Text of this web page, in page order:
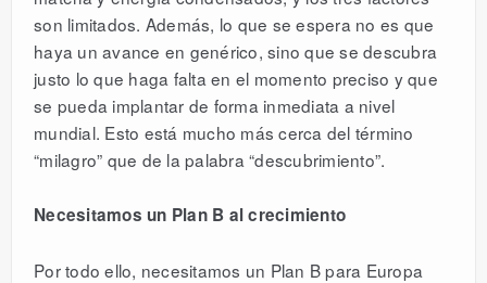
son limitados. Además, lo que se espera no es que
haya un avance en genérico, sino que se descubra
justo lo que haga falta en el momento preciso y que
se pueda implantar de forma inmediata a nivel
mundial. Esto está mucho más cerca del término
“milagro” que de la palabra “descubrimiento”.
Necesitamos un Plan B al crecimiento
Por todo ello, necesitamos un Plan B para Europa